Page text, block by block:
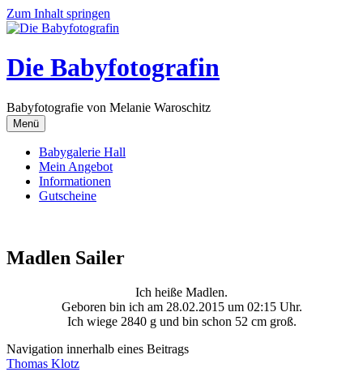
Zum Inhalt springen
Die Babyfotografin
Babyfotografie von Melanie Waroschitz
Menü
Babygalerie Hall
Mein Angebot
Informationen
Gutscheine
Madlen Sailer
Ich heiße Madlen.
Geboren bin ich am 28.02.2015 um 02:15 Uhr.
Ich wiege 2840 g und bin schon 52 cm groß.
Navigation innerhalb eines Beitrags
Thomas Klotz